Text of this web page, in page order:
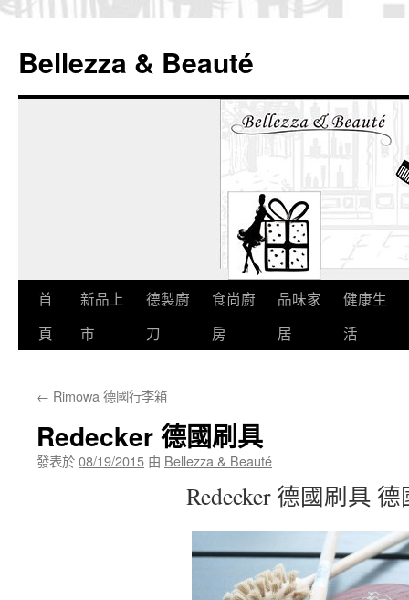
Bellezza & Beauté
跳
容
首
頁
新品上
市
德製廚
刀
食尚廚
房
品味家
居
健康生
活
← Rimowa 德國行李箱
Redecker 德國刷具
發表於08/19/2015 由 Bellezza & Beauté
Redecker 德國刷具